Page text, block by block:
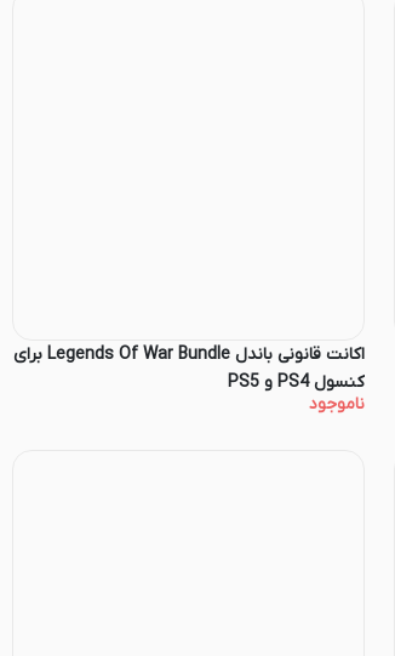
اکانت قانونی باندل Legends Of War Bundle برای
کنسول PS4 و PS5
ناموجود